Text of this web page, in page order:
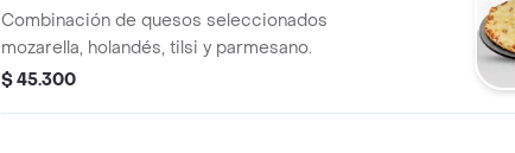
Combinación de quesos seleccionados
mozarella, holandés, tilsi y parmesano.
$ 45.300